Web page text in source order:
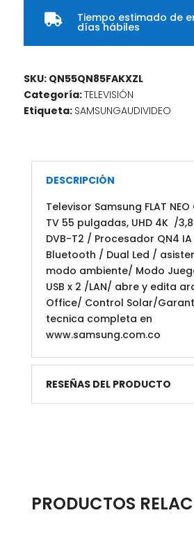
 Tiempo estimado de
días hábiles
SKU: QN55QN85FAKXZL
Categoría:TELEVISIÓN
Etiqueta: SAMSUNGAUDIVIDEO
DESCRIPCIÓN
Televisor Samsung FLAT NEO
TV 55 pulgadas, UHD 4K /
DVB-T2 / Procesador QN4 IA
Bluetooth / Dual Led /
modo ambiente/ Modo
USB x 2 /LAN/ abre y edita
Office/ Control Solar/
tecnica completa en
www.samsung.com.co
RESEÑAS DEL PRODUCTO
PRODUCTOS